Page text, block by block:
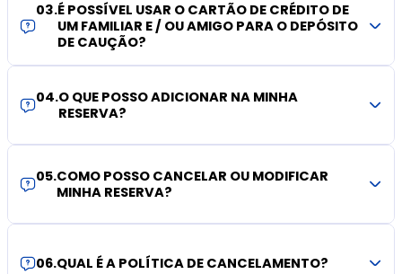
03.É POSSÍVEL USAR O CARTÃO DE CRÉDITO DE
UM FAMILIAR E / OU AMIGO PARA O DEPÓSITO
DE CAUÇÃO?
04.O QUE POSSO ADICIONAR NA MINHA
RESERVA?
05.COMO POSSO CANCELAR OU MODIFICAR
MINHA RESERVA?
06.QUAL É A POLÍTICA DE CANCELAMENTO?